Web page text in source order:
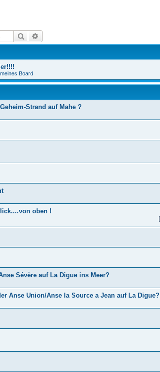
Suche
Board
Strand auf Mahe ?
oben !
Sévère auf La Digue ins Meer?
Anse Union/Anse la Source a Jean auf La Digue?